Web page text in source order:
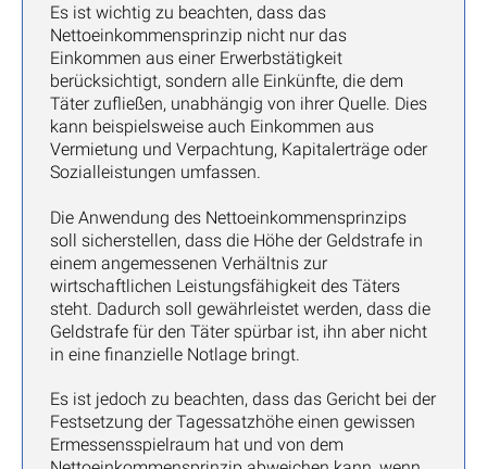
Es ist wichtig zu beachten, dass das
Nettoeinkommensprinzip nicht nur das
Einkommen aus einer Erwerbstätigkeit
berücksichtigt, sondern alle Einkünfte, die dem
Täter zufließen, unabhängig von ihrer Quelle. Dies
kann beispielsweise auch Einkommen aus
Vermietung und Verpachtung, Kapitalerträge oder
Sozialleistungen umfassen.
Die Anwendung des Nettoeinkommensprinzips
soll sicherstellen, dass die Höhe der Geldstrafe in
einem angemessenen Verhältnis zur
wirtschaftlichen Leistungsfähigkeit des Täters
steht. Dadurch soll gewährleistet werden, dass die
Geldstrafe für den Täter spürbar ist, ihn aber nicht
in eine finanzielle Notlage bringt.
Es ist jedoch zu beachten, dass das Gericht bei der
Festsetzung der Tagessatzhöhe einen gewissen
Ermessensspielraum hat und von dem